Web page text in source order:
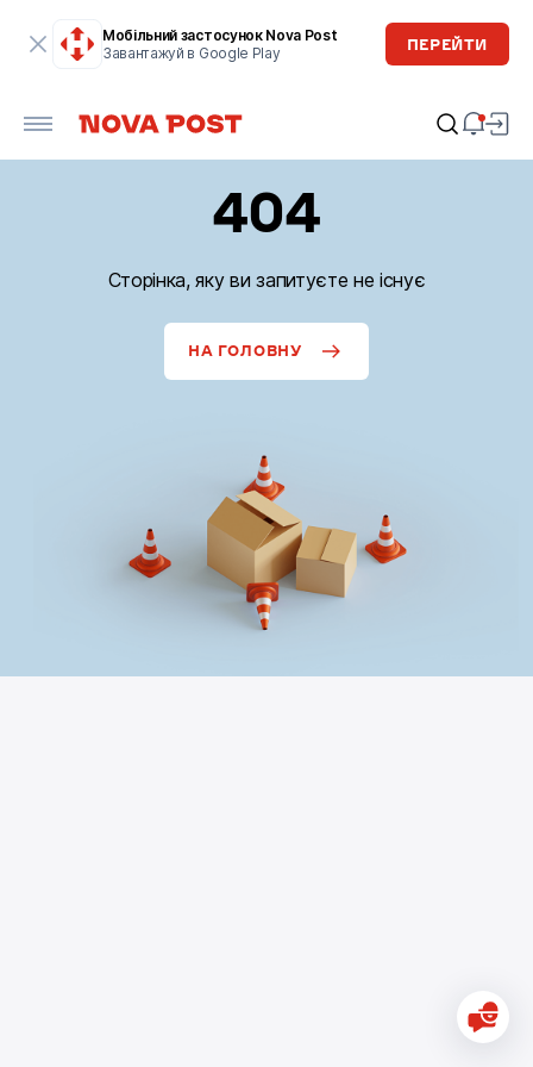
Мобільний застосунок Nova Post
Завантажуй в Google Play
ПЕРЕЙТИ
404
Сторінка, яку ви запитуєте не існує
НА ГОЛОВНУ